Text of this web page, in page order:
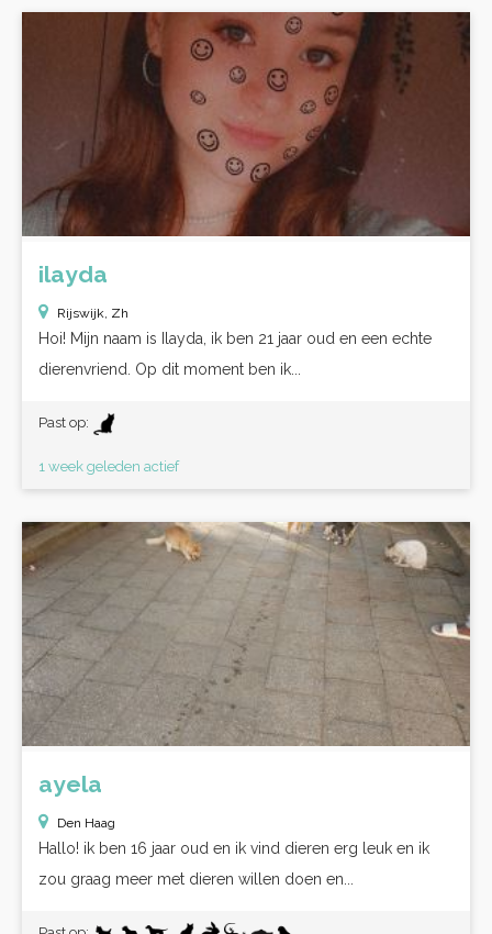
ilayda
Rijswijk, Zh
Hoi! Mijn naam is Ilayda, ik ben 21 jaar oud en een echte
dierenvriend. Op dit moment ben ik...
Past op:
1 week geleden actief
ayela
Den Haag
Hallo! ik ben 16 jaar oud en ik vind dieren erg leuk en ik
zou graag meer met dieren willen doen en...